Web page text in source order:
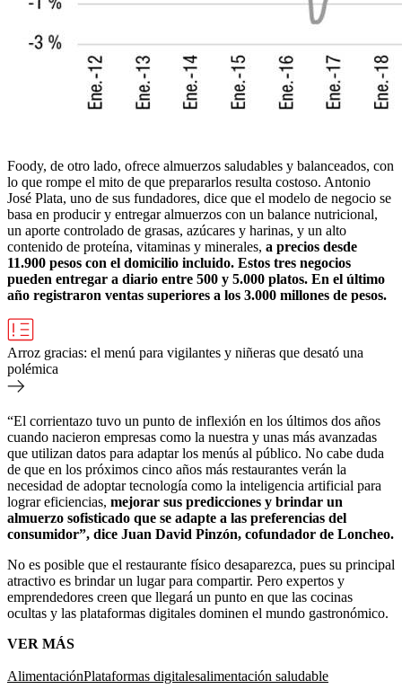
Foody, de otro lado, ofrece almuerzos saludables y balanceados, con
lo que rompe el mito de que prepararlos resulta costoso. Antonio
José Plata, uno de sus fundadores, dice que el modelo de negocio se
basa en producir y entregar almuerzos con un balance nutricional,
un aporte controlado de grasas, azúcares y harinas, y un alto
contenido de proteína, vitaminas y minerales, a precios desde
11.900 pesos con el domicilio incluido. Estos tres negocios
pueden entregar a diario entre 500 y 5.000 platos. En el último
año registraron ventas superiores a los 3.000 millones de pesos.
Arroz gracias: el menú para vigilantes y niñeras que desató una
polémica
“El corrientazo tuvo un punto de inflexión en los últimos dos años
cuando nacieron empresas como la nuestra y unas más avanzadas
que utilizan datos para adaptar los menús al público. No cabe duda
de que en los próximos cinco años más restaurantes verán la
necesidad de adoptar tecnología como la inteligencia artificial para
lograr eficiencias, mejorar sus predicciones y brindar un
almuerzo sofisticado que se adapte a las preferencias del
consumidor”, dice Juan David Pinzón, cofundador de Loncheo.
No es posible que el restaurante físico desaparezca, pues su principal
atractivo es brindar un lugar para compartir. Pero expertos y
emprendedores creen que llegará un punto en que las cocinas
ocultas y las plataformas digitales dominen el mundo gastronómico.
VER MÁS
AlimentaciónPlataformas digitalesalimentación saludable